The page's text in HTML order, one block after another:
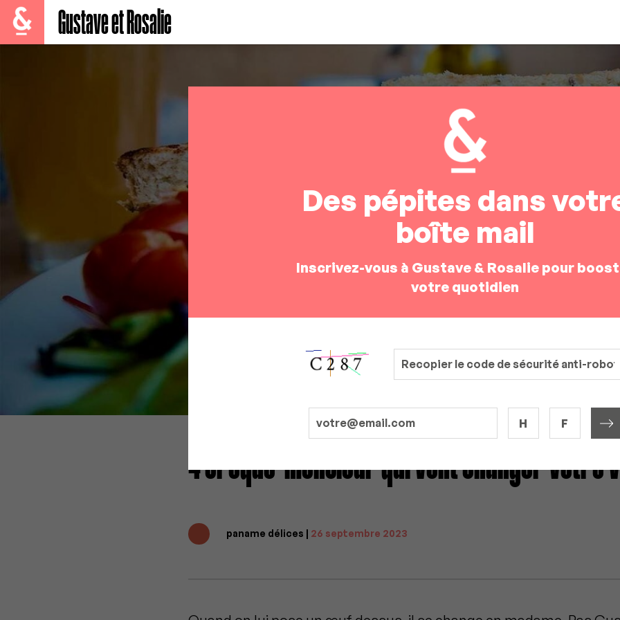
Gustave et Rosalie
4 croque-monsieur qui vont changer votre
paname délices | 26 septembre 2023
Des pépites dans
boîte mail
Inscrivez-vous à Gustave & Rosalie pour
votre quotidien
H F